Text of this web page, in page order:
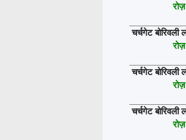
रोज़
चर्चगेट बोरिवली
रोज़
चर्चगेट बोरिवली
रोज़
चर्चगेट बोरिवली
रोज़